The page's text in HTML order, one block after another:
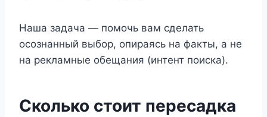
Наша задача — помочь вам сделать
осознанный выбор, опираясь на факты, а не
на рекламные обещания (интент поиска).
Сколько стоит пересадка